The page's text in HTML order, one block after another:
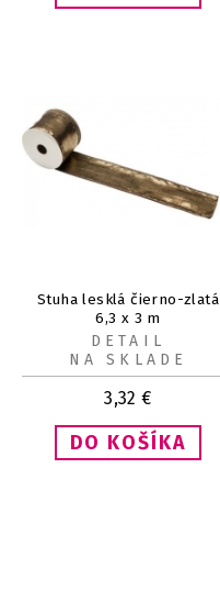
Stuha lesklá čierno-zlatá
6,3 x 3 m
3,32 €
DETAIL
NA SKLADE